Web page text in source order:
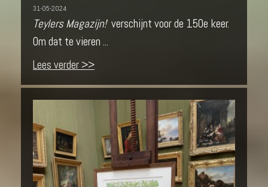
31-05-2024
Teylers Magazijn!verschijnt voor de 150e keer.
Om dat te vieren ...
Lees verder >>